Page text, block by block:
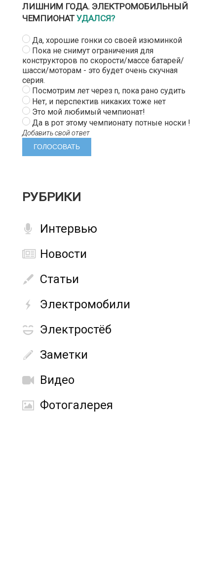
ЛИШНИМ ГОДА. ЭЛЕКТРОМОБИЛЬНЫЙ
ЧЕМПИОНАТУДАЛСЯ?
Да, хорошие гонки со своей изюминкой
Пока не снимут ограничения для
конструкторов по скорости/массе батарей/
шасси/моторам - это будет очень скучная
серия.
Посмотрим лет через n, пока рано судить
Нет, и перспектив никаких тоже нет
Это мой любимый чемпионат!
Да в рот этому чемпионату потные носки !
Добавить свой ответ
РУБРИКИ
Интервью
Новости
Статьи
Электромобили
Электростёб
Заметки
Видео
Фотогалерея